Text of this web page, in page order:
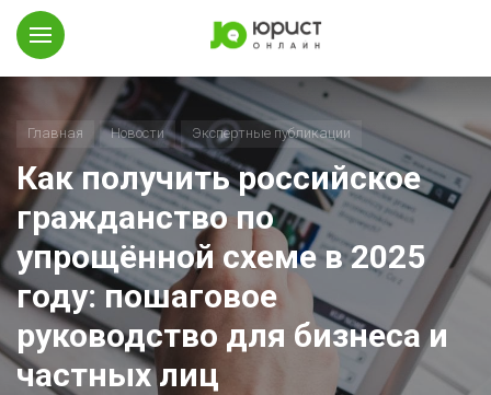
Главная Новости Экспертные публикации
Как получить российское
гражданство по
упрощённой схеме в 2025
году: пошаговое
руководство для бизнеса и
частных лиц